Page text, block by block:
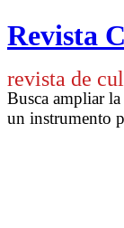
Revista
revista de
Busca ampliar
un instrumento